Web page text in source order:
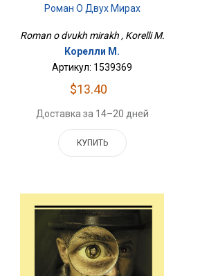
Роман О Двух Мирах
Roman o dvukh mirakh , Korelli M.
Корелли М.
Артикул: 1539369
$13.40
Доставка за 14–20 дней
КУПИТЬ